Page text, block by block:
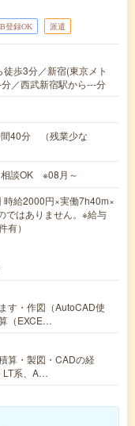
登録OK 派遣
歩3分／新宿(東京メト
／西武新宿駅から---分
間40分 （残業少な
談OK ※08月～
給2000円×実働7h40m×
ではありません。※給与
有）
す・作図（AutoCAD使
（EXCE…
算・製図・CADの経
系、A…